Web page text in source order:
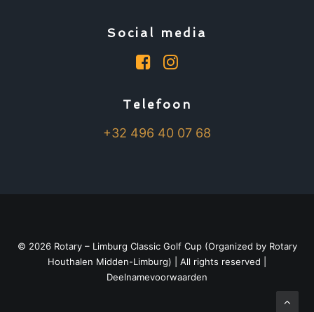
Social media
Telefoon
+32 496 40 07 68
© 2026Rotary – Limburg Classic Golf Cup (Organized by Rotary
Houthalen Midden-Limburg) | All rights reserved |
Deelnamevoorwaarden